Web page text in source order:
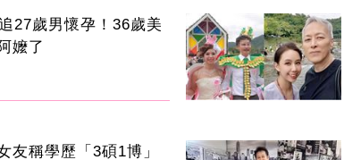
27歲男懷孕！36歲美
嬤了
友稱學歷「3碩1博」